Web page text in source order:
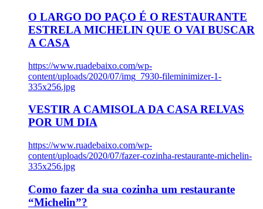
O LARGO DO PAÇO É O RESTAURANTE
ESTRELA MICHELIN QUE O VAI BUSCAR
A CASA
https://www.ruadebaixo.com/wp-
content/uploads/2020/07/img_7930-fileminimizer-1-
335x256.jpg
VESTIR A CAMISOLA DA CASA RELVAS
POR UM DIA
https://www.ruadebaixo.com/wp-
content/uploads/2020/07/fazer-cozinha-restaurante-michelin-
335x256.jpg
Como fazer da sua cozinha um restaurante
“Michelin”?